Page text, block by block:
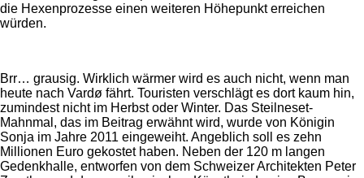
die Hexenprozesse einen weiteren Höhepunkt erreichen
würden.
Brr… grausig. Wirklich wärmer wird es auch nicht, wenn man
heute nach Vardø fährt. Touristen verschlägt es dort kaum hin,
zumindest nicht im Herbst oder Winter. Das Steilneset-
Mahnmal, das im Beitrag erwähnt wird, wurde von Königin
Sonja im Jahre 2011 eingeweiht. Angeblich soll es zehn
Millionen Euro gekostet haben. Neben der 120 m langen
Gedenkhalle, entworfen von dem Schweizer Architekten Peter